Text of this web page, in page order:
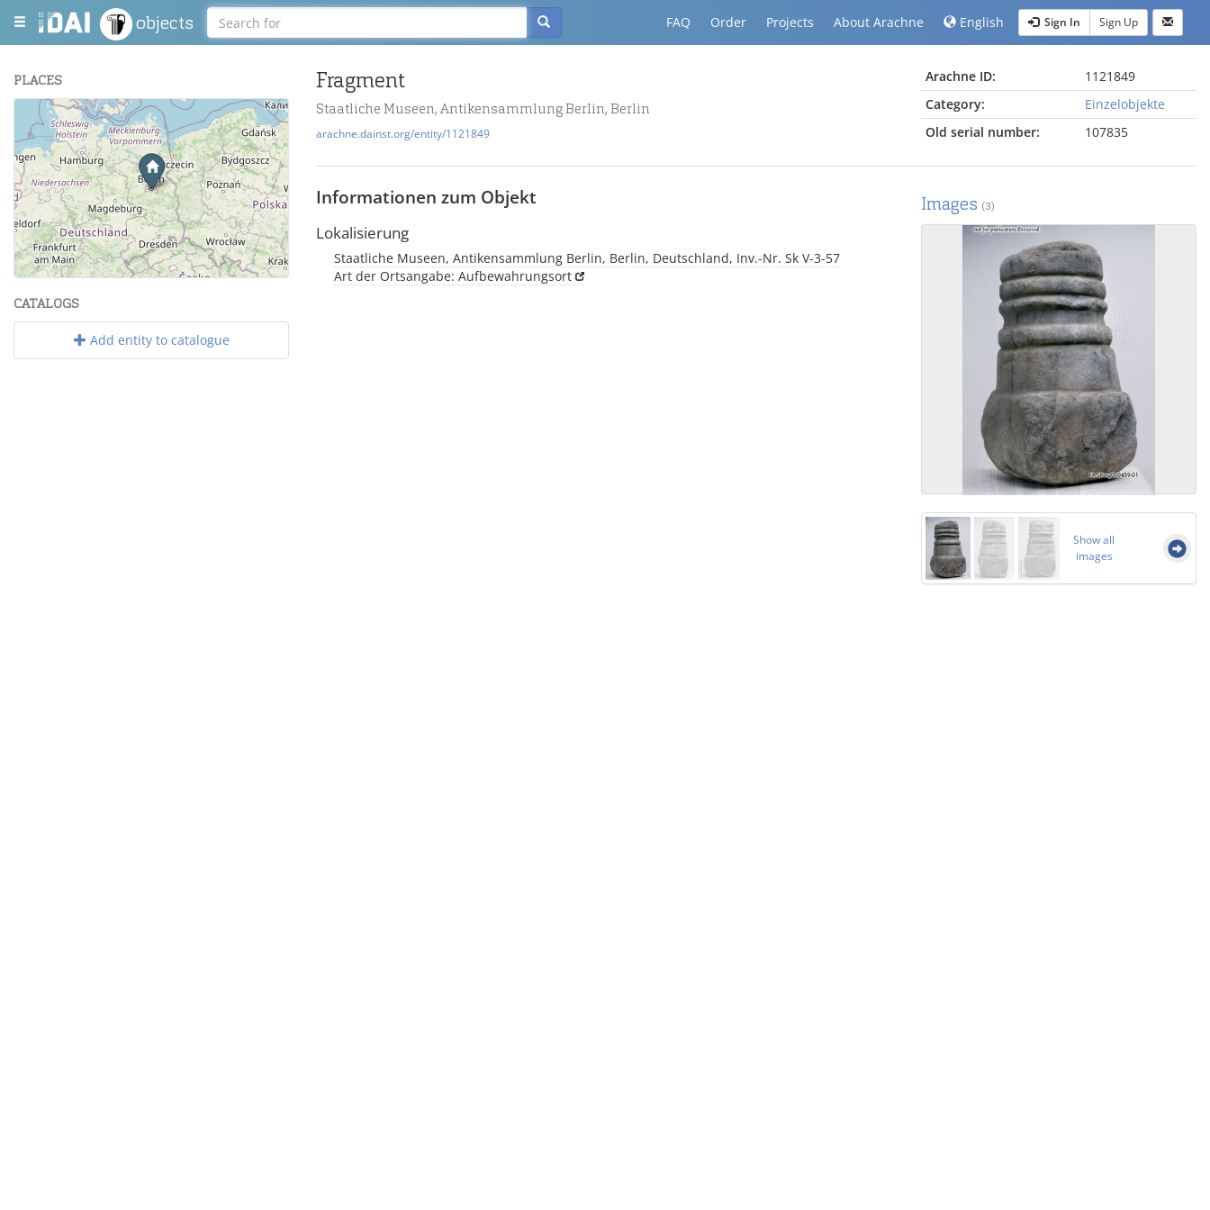
objects FAQ Order Projects About Arachne English Sign In Sign Up
PLACES
+
−
Leaflet| Maps and Data ©OpenStreetMap.
CATALOGS
Add entity to catalogue
Fragment
Staatliche Museen, Antikensammlung Berlin, Berlin
arachne.dainst.org/entity/1121849
Arachne ID:
1121849
Category:
Einzelobjekte
Old serial number:
107835
Informationen zum Objekt
Lokalisierung
Staatliche Museen, Antikensammlung Berlin, Berlin, Deutschland, Inv.-Nr. Sk V-3-57
Art der Ortsangabe: Aufbewahrungsort
Images (3)
Show all
images